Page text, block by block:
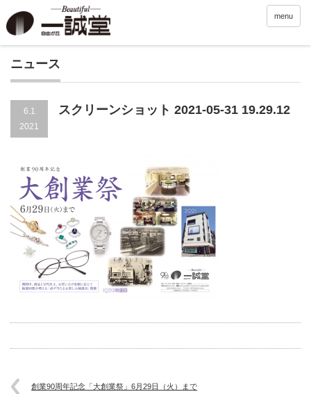
menu
ニュース
6.1
2021
スクリーンショット 2021-05-31 19.29.12
創業90周年記念「大創業祭」6月29日（火）まで